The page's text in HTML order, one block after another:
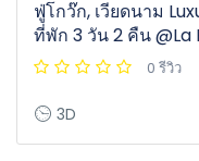
ฟู่โกว๊ก, เวียดนาม
ที่พัก 3 วัน 2 คืน @La
0 รีวิว
3D